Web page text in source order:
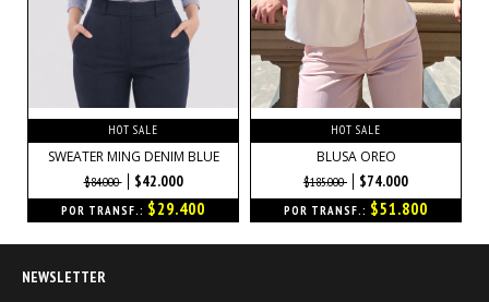
HOT SALE
SWEATER MING DENIM BLUE
$84.000 $42.000
POR TRANSF.: $29.400
HOT SALE
BLUSA OREO
$185.000 $74.000
POR TRANSF.: $51.800
NEWSLETTER